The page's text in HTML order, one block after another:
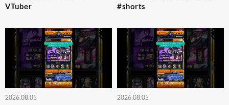
VTuber
#shorts
2026.08.05 2026.08.05